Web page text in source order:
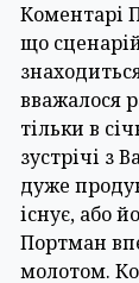
Коментарі
що
вважалося
тільки в
зустрічі з
дуже
існує, або
Портман
молотом.